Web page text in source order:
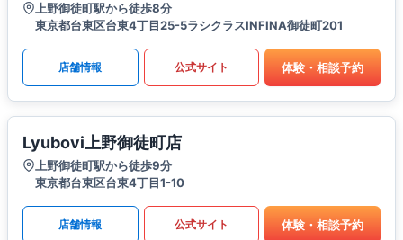
上野御徒町駅から徒歩8分
東京都台東区台東4丁目25-5ラシクラスINFINA御徒町201
店舗情報 公式サイト 体験・相談予約
Lyubovi上野御徒町店
上野御徒町駅から徒歩9分
東京都台東区台東4丁目1-10
店舗情報 公式サイト 体験・相談予約